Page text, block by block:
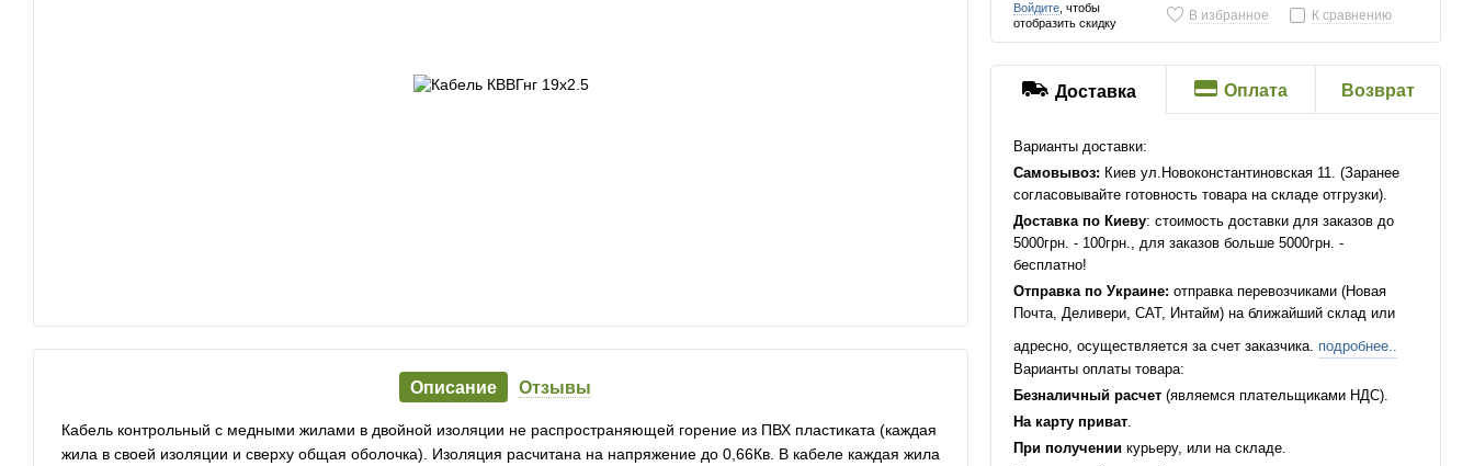
Описание Отзывы
Кабель контрольный с медными жилами в двойной изоляции не распространяющей горение из ПВХ пластиката (каждая
жила в своей изоляции и сверху общая оболочка). Изоляция расчитана на напряжение до 0,66Кв. В кабеле каждая жила
Войдите , чтобы
отобразить скидку
В избранное К сравнению
Доставка Оплата Возврат
Варианты доставки:
Самовывоз: Киев ул.Новоконстантиновская 11. (Заранее
согласовывайте готовность товара на складе отгрузки).
Доставка по Киеву: стоимость доставки для заказов до
5000грн. - 100грн., для заказов больше 5000грн. -
бесплатно!
Отправка по Украине: отправка перевозчиками (Новая
Почта, Деливери, САТ, Интайм) на ближайший склад или
адресно, осуществляется за счет заказчика. подробнее..
Варианты оплаты товара:
Безналичный расчет (являемся плательщиками НДС).
На карту приват.
При получении курьеру, или на складе.